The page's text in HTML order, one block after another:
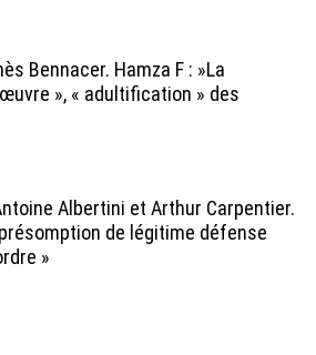
Bennacer. Hamza F : »La
», « adultification » des
Albertini et Arthur Carpentier.
de légitime défense
»